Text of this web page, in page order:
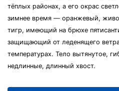
тёплых районах, а его окрас
зимнее время — оранжевый,
тигр, имеющий на брюхе
защищающий от леденящего
температурах. Тело вытянутое,
недлинные, длинный хвост.